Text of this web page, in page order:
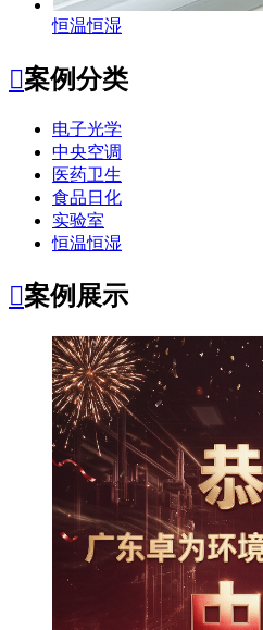
恒温恒湿
案例分类
电子光学
中央空调
医药卫生
食品日化
实验室
恒温恒湿
案例展示